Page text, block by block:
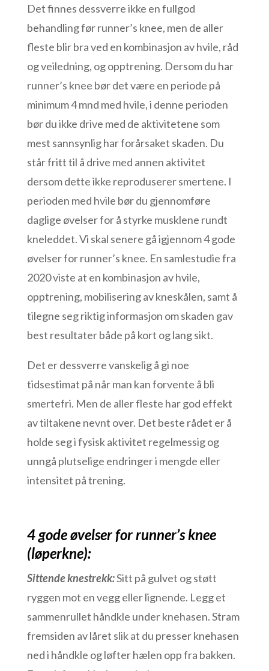
Det finnes dessverre ikke en fullgod
behandling før runner’s knee, men de aller
fleste blir bra ved en kombinasjon av hvile, råd
og veiledning, og opptrening. Dersom du har
runner’s knee bør det være en periode på
minimum 4 mnd med hvile, i denne perioden
bør du ikke drive med de aktivitetene som
mest sannsynlig har forårsaket skaden. Du
står fritt til å drive med annen aktivitet
dersom dette ikke reproduserer smertene. I
perioden med hvile bør du gjennomføre
daglige øvelser for å styrke musklene rundt
kneleddet. Vi skal senere gå igjennom 4 gode
øvelser for runner’s knee. En samlestudie fra
2020 viste at en kombinasjon av hvile,
opptrening, mobilisering av kneskålen, samt å
tilegne seg riktig informasjon om skaden gav
best resultater både på kort og lang sikt.
Det er dessverre vanskelig å gi noe
tidsestimat på når man kan forvente å bli
smertefri. Men de aller fleste har god effekt
av tiltakene nevnt over. Det beste rådet er å
holde seg i fysisk aktivitet regelmessig og
unngå plutselige endringer i mengde eller
intensitet på trening.
4 gode øvelser for runner’s knee
(løperkne):
Sittende knestrekk:Sitt på gulvet og støtt
ryggen mot en vegg eller lignende. Legg et
sammenrullet håndkle under knehasen. Stram
fremsiden av låret slik at du presser knehasen
ned i håndkle og løfter hælen opp fra bakken.